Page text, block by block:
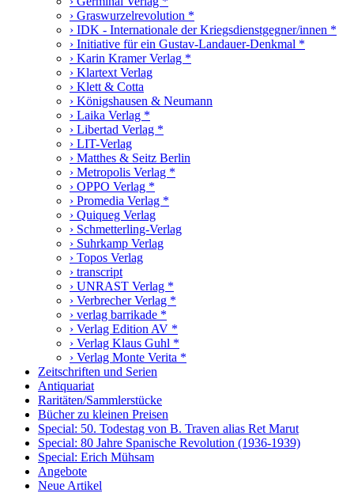
› Graswurzelrevolution *
› IDK - Internationale der Kriegsdienstgegner/innen *
› Initiative für ein Gustav-Landauer-Denkmal *
› Karin Kramer Verlag *
› Klartext Verlag
› Klett & Cotta
› Königshausen & Neumann
› Laika Verlag *
› Libertad Verlag *
› LIT-Verlag
› Matthes & Seitz Berlin
› Metropolis Verlag *
› OPPO Verlag *
› Promedia Verlag *
› Quiqueg Verlag
› Schmetterling-Verlag
› Suhrkamp Verlag
› Topos Verlag
› transcript
› UNRAST Verlag *
› Verbrecher Verlag *
› verlag barrikade *
› Verlag Edition AV *
› Verlag Klaus Guhl *
› Verlag Monte Verita *
Zeitschriften und Serien
Antiquariat
Raritäten/Sammlerstücke
Bücher zu kleinen Preisen
Special: 50. Todestag von B. Traven alias Ret Marut
Special: 80 Jahre Spanische Revolution (1936-1939)
Special: Erich Mühsam
Angebote
Neue Artikel